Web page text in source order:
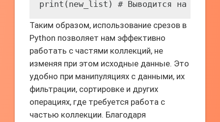
Таким образом, использование срезов в
Python позволяет нам эффективно
работать с частями коллекций, не
изменяя при этом исходные данные. Это
удобно при манипуляциях с данными, их
фильтрации, сортировке и других
операциях, где требуется работа с
частью коллекции. Благодаря